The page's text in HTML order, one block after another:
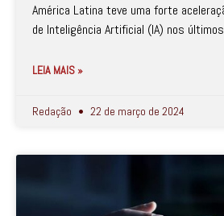
América Latina teve uma forte
de Inteligência Artificial (IA) nos
LEIA MAIS »
Redação 22 de março de 2024